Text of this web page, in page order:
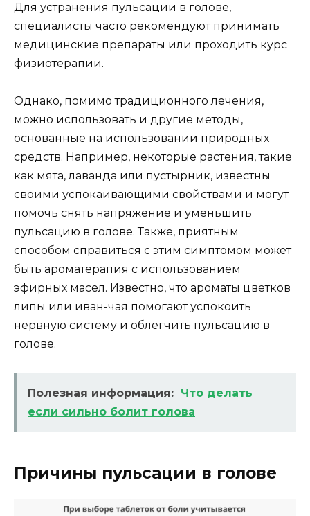
Для устранения пульсации в голове,
специалисты часто рекомендуют принимать
медицинские препараты или проходить курс
физиотерапии.
Однако, помимо традиционного лечения,
можно использовать и другие методы,
основанные на использовании природных
средств. Например, некоторые растения, такие
как мята, лаванда или пустырник, известны
своими успокаивающими свойствами и могут
помочь снять напряжение и уменьшить
пульсацию в голове. Также, приятным
способом справиться с этим симптомом может
быть ароматерапия с использованием
эфирных масел. Известно, что ароматы цветков
липы или иван-чая помогают успокоить
нервную систему и облегчить пульсацию в
голове.
Полезная информация: Что делать
если сильно болит голова
Причины пульсации в голове